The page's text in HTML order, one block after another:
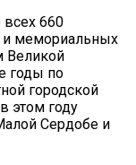
всех 660
и мемориальных
Великой
годы по
городской
этом году
Сердобе и